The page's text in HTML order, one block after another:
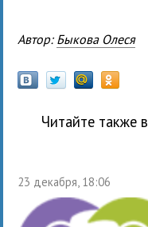
Автор: Быкова Олеся
Читайте также
23 декабря, 18:06